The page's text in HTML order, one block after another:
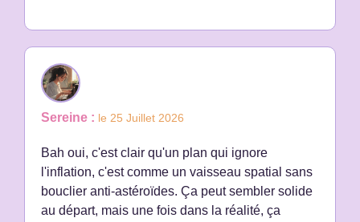
Sereine : le 25 Juillet 2026
Bah oui, c'est clair qu'un plan qui ignore
l'inflation, c'est comme un vaisseau spatial sans
bouclier anti-astéroïdes. Ça peut sembler solide
au départ, mais une fois dans la réalité, ça